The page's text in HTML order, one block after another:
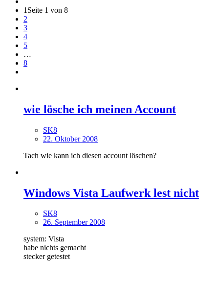
1 Seite 1 von 8
2
3
4
5
…
8
wie lösche ich meinen Account
SK8
22. Oktober 2008
Tach wie kann ich diesen account löschen?
Windows Vista Laufwerk lest nicht
SK8
26. September 2008
system: Vista
habe nichts gemacht
stecker getestet